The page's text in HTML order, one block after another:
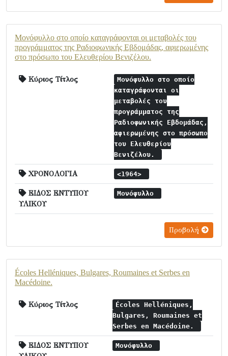
Μονόφυλλο στο οποίο καταγράφονται οι μεταβολές του
προγράμματος της Ραδιοφωνικής Εβδομάδας, αφιερωμένης
στο πρόσωπο του Ελευθερίου Βενιζέλου.
Κύριος Τίτλος
Μονόφυλλο στο οποίο
καταγράφονται οι
μεταβολές του
προγράμματος της
Ραδιοφωνικής Εβδομάδας,
αφιερωμένης στο πρόσωπο
του Ελευθερίου
Βενιζέλου.
ΧΡΟΝΟΛΟΓΙΑ <1964>
ΕΙΔΟΣ ΕΝΤΥΠΟΥ
ΥΛΙΚΟΥ
Μονόφυλλο
Προβολή
Écoles Helléniques, Bulgares, Roumaines et Serbes en
Macédoine.
Κύριος Τίτλος
Écoles Helléniques,
Bulgares, Roumaines et
Serbes en Macédoine.
ΕΙΔΟΣ ΕΝΤΥΠΟΥ
Μονόφυλλο